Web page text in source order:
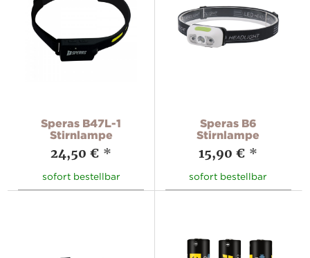
Speras B47L-1
Stirnlampe
24,50 € *
sofort bestellbar
Speras B6
Stirnlampe
15,90 € *
sofort bestellbar